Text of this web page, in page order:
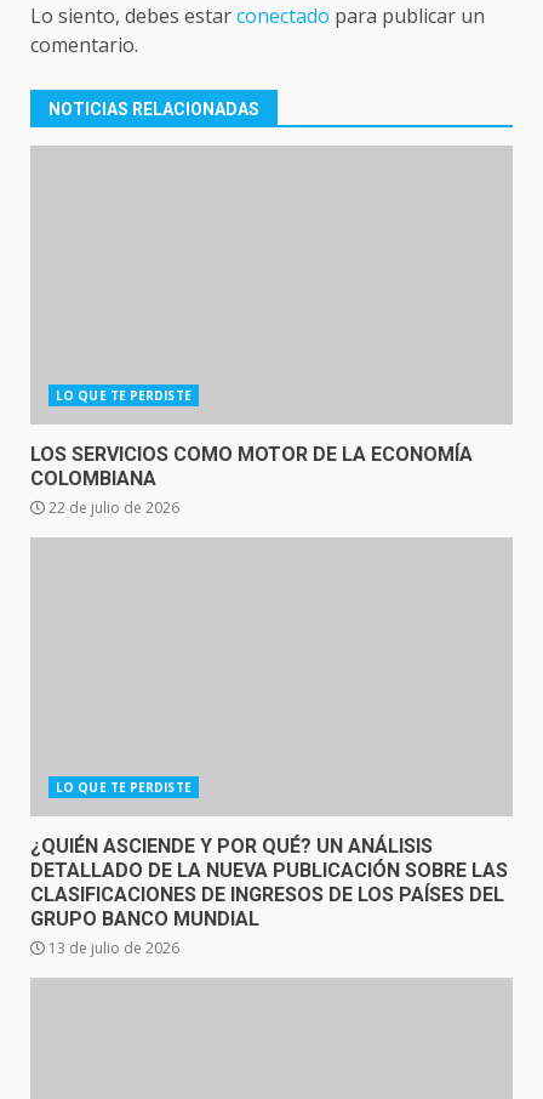
Lo siento, debes estarconectado para publicar un
comentario.
NOTICIAS RELACIONADAS
LO QUE TE PERDISTE
LOS SERVICIOS COMO MOTOR DE LA ECONOMÍA
COLOMBIANA
22 de julio de 2026
LO QUE TE PERDISTE
¿QUIÉN ASCIENDE Y POR QUÉ? UN ANÁLISIS
DETALLADO DE LA NUEVA PUBLICACIÓN SOBRE LAS
CLASIFICACIONES DE INGRESOS DE LOS PAÍSES DEL
GRUPO BANCO MUNDIAL
13 de julio de 2026